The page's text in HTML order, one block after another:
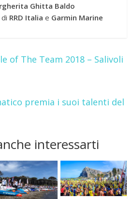
Ghitta Baldo
RRD Italia e Garmin Marine
of The Team 2018 – Salivoli
premia i suoi talenti del
interessarti